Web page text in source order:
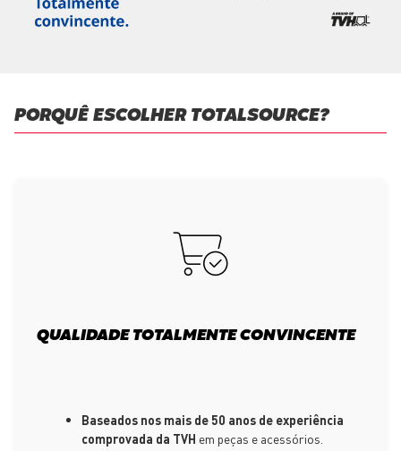
PORQUÊ ESCOLHER TOTALSOURCE?
QUALIDADE TOTALMENTE CONVINCENTE
Baseados nos mais de 50 anos de experiência
comprovada da TVH em peças e acessórios.